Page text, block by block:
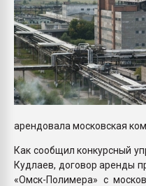
арендовала московская
Как сообщил конкурсный
Кудлаев, договор аренды
«Омск-Полимера» с